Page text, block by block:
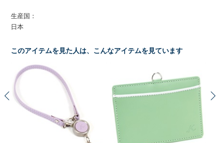
生産国：
日本
このアイテムを見た人は、こんなアイテムを見ています